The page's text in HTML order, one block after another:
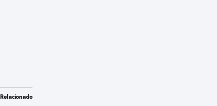
Relacionado